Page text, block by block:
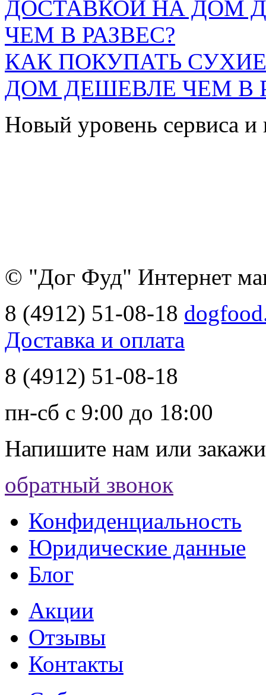
КАК ПОКУПАТЬ
ДОМ ДЕШЕВЛЕ ЧЕМ В
Новый уровень сервиса и
© "Дог Фуд" Интернет
8 (4912) 51-08-18
Доставка и оплата
8 (4912) 51-08-18
пн-сб с 9:00 до 18:00
Напишите нам или
обратный звонок
Конфиденциальность
Юридические данные
Блог
Акции
Отзывы
Контакты